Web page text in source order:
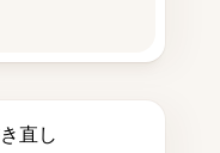
直し